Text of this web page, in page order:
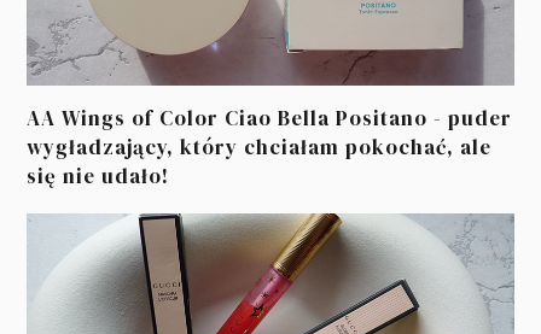
AA Wings of Color Ciao Bella Positano - puder
wygładzający, który chciałam pokochać, ale
się nie udało!